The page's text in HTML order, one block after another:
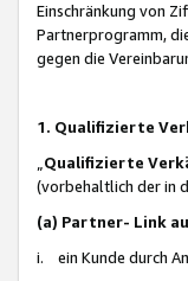
Einschränkung von
Partnerprogramm,
gegen die
1. Qualifizierte
Qualifizierte
(vorbehaltlich der in
(a) Partner- Link
i. ein Kunde durch